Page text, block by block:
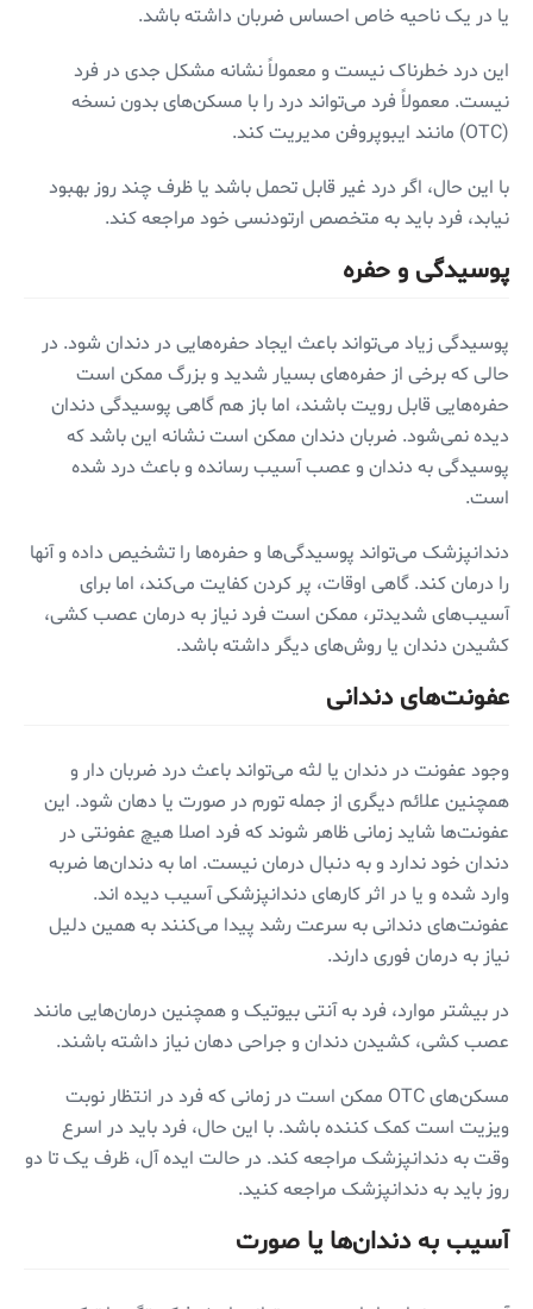
یا در یک ناحیه خاص احساس ضربان داشته باشد.
این درد خطرناک نیست و معمولاً نشانه مشکل جدی در فرد
نیست. معمولاً فرد می‌تواند درد را با مسکن‌های بدون نسخه
(OTC) مانند ایبوپروفن مدیریت کند.
با این حال، اگر درد غیر قابل تحمل باشد یا ظرف چند روز بهبود
نیابد، فرد باید به متخصص ارتودنسی خود مراجعه کند.
پوسیدگی و حفره
پوسیدگی زیاد می‌تواند باعث ایجاد حفره‌هایی در دندان شود. در
حالی که برخی از حفره‌های بسیار شدید و بزرگ ممکن است
حفره‌هایی قابل رویت باشند، اما باز هم گاهی پوسیدگی دندان
دیده نمی‌شود. ضربان دندان ممکن است نشانه این باشد که
پوسیدگی به دندان و عصب آسیب رسانده و باعث درد شده
است.
دندانپزشک می‌تواند پوسیدگی‌ها و حفره‌ها را تشخیص داده و آنها
را درمان کند. گاهی اوقات، پر کردن کفایت می‌کند، اما برای
آسیب‌های شدیدتر، ممکن است فرد نیاز به درمان عصب کشی،
کشیدن دندان یا روش‌های دیگر داشته باشد.
عفونت‌های دندانی
وجود عفونت در دندان یا لثه می‌تواند باعث درد ضربان دار و
همچنین علائم دیگری از جمله تورم در صورت یا دهان شود. این
عفونت‌ها شاید زمانی ظاهر شوند که فرد اصلا هیچ عفونتی در
دندان خود ندارد و به دنبال درمان نیست. اما به دندان‌ها ضربه
وارد شده و یا در اثر کار‌های دندانپزشکی آسیب دیده اند.
عفونت‌های دندانی به سرعت رشد پیدا می‌کنند به همین دلیل
نیاز به درمان فوری دارند.
در بیشتر موارد، فرد به آنتی بیوتیک و همچنین درمان‌هایی مانند
عصب کشی، کشیدن دندان و جراحی دهان نیاز داشته باشند.
مسکن‌های OTC ممکن است در زمانی که فرد در انتظار نوبت
ویزیت است کمک کننده باشد. با این حال، فرد باید در اسرع
وقت به دندانپزشک مراجعه کند. در حالت ایده آل، ظرف یک تا دو
روز باید به دندانپزشک مراجعه کنید.
آسیب به دندان‌ها یا صورت